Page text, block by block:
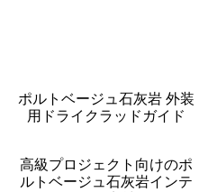
ポルトベージュ石灰岩 外装
用ドライクラッドガイド
高級プロジェクト向けのポ
ルトベージュ石灰岩インテ